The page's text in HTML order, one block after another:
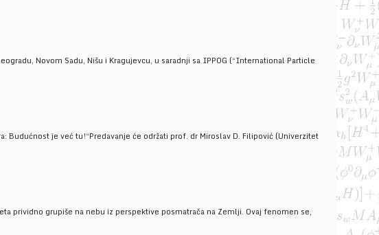
Novom Sadu, Nišu i Kragujevcu, u saradnji sa IPPOG (“International Particle
Budućnost je već tu!“Predavanje će održati prof. dr Miroslav D. Filipović (Univerzitet
prividno grupiše na nebu iz perspektive posmatrača na Zemlji. Ovaj fenomen se,